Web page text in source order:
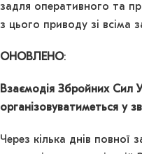
задля оперативного та
з цього приводу зі всіма
ОНОВЛЕНО:
Взаємодія Збройних Сил
організовуватиметься у
Через кілька днів повної